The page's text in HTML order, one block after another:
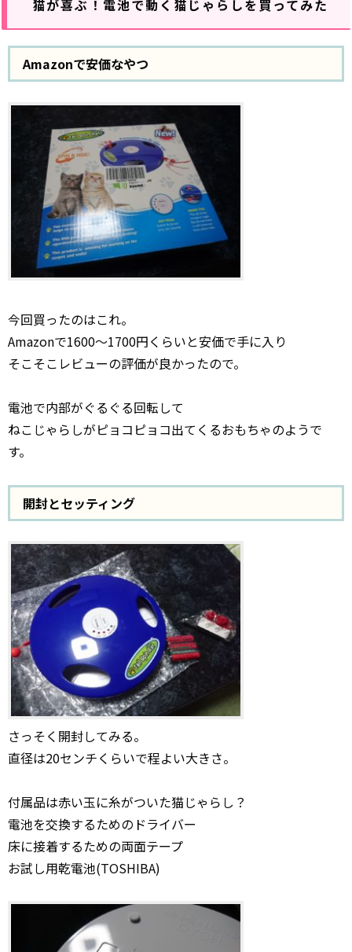
猫が喜ぶ！電池で動く猫じゃらしを買ってみた
Amazonで安価なやつ
今回買ったのはこれ。
Amazonで1600～1700円くらいと安価で手に入り
そこそこレビューの評価が良かったので。
電池で内部がぐるぐる回転して
ねこじゃらしがピョコピョコ出てくるおもちゃのようで
す。
開封とセッティング
さっそく開封してみる。
直径は20センチくらいで程よい大きさ。
付属品は赤い玉に糸がついた猫じゃらし？
電池を交換するためのドライバー
床に接着するための両面テープ
お試し用乾電池(TOSHIBA)